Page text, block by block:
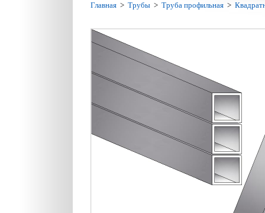
Главная > Трубы > Труба профильная >